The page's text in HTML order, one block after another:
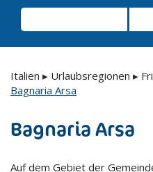
Italien ▸ Urlaubsregionen ▸
Bagnaria Arsa
Bagnaria Arsa
Auf dem Gebiet der